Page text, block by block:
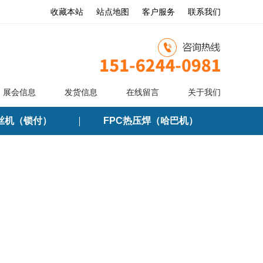
收藏本站 站点地图 客户服务 联系我们
展会信息 发货信息 在线留言 关于我们
机（锁付） FPC热压焊（哈巴机）